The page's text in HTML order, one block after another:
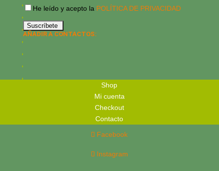
He leído y acepto la POLÍTICA DE PRIVACIDAD
AÑADIR A CONTACTOS:
Shop
Mi cuenta
Checkout
Contacto
Facebook
Instagram